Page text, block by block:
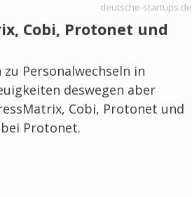
deutsche-startups.de
Cobi, Protonet und
Personalwechseln in
deswegen aber
Cobi, Protonet und
bei Protonet.